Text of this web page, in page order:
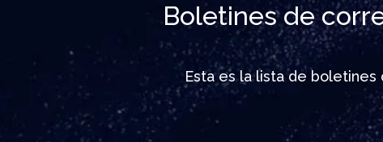
Boletines de
Esta es la lista de boletines